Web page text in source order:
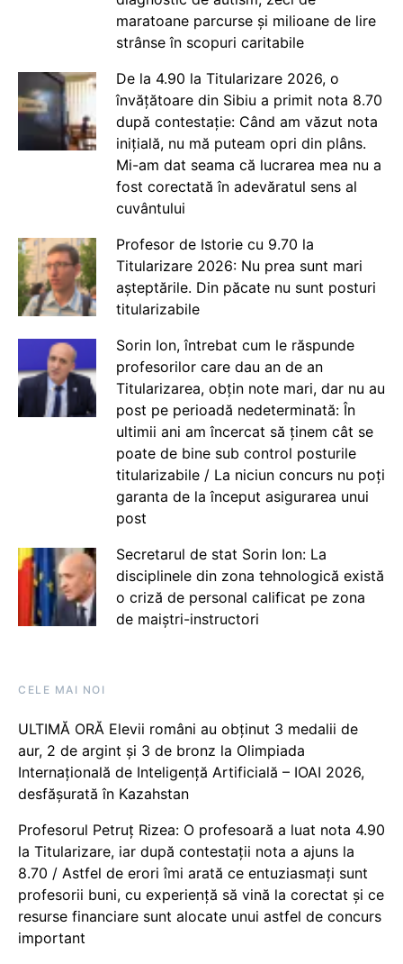
maratoane parcurse și milioane de lire
strânse în scopuri caritabile
De la 4.90 la Titularizare 2026, o
învățătoare din Sibiu a primit nota 8.70
după contestație: Când am văzut nota
inițială, nu mă puteam opri din plâns.
Mi-am dat seama că lucrarea mea nu a
fost corectată în adevăratul sens al
cuvântului
Profesor de Istorie cu 9.70 la
Titularizare 2026: Nu prea sunt mari
așteptările. Din păcate nu sunt posturi
titularizabile
Sorin Ion, întrebat cum le răspunde
profesorilor care dau an de an
Titularizarea, obțin note mari, dar nu au
post pe perioadă nedeterminată: În
ultimii ani am încercat să ținem cât se
poate de bine sub control posturile
titularizabile / La niciun concurs nu poți
garanta de la început asigurarea unui
post
Secretarul de stat Sorin Ion: La
disciplinele din zona tehnologică există
o criză de personal calificat pe zona
de maiștri-instructori
CELE MAI NOI
ULTIMĂ ORĂ Elevii români au obținut 3 medalii de
aur, 2 de argint și 3 de bronz la Olimpiada
Internațională de Inteligență Artificială – IOAI 2026,
desfășurată în Kazahstan
Profesorul Petruț Rizea: O profesoară a luat nota 4.90
la Titularizare, iar după contestații nota a ajuns la
8.70 / Astfel de erori îmi arată ce entuziasmați sunt
profesorii buni, cu experiență să vină la corectat și ce
resurse financiare sunt alocate unui astfel de concurs
important